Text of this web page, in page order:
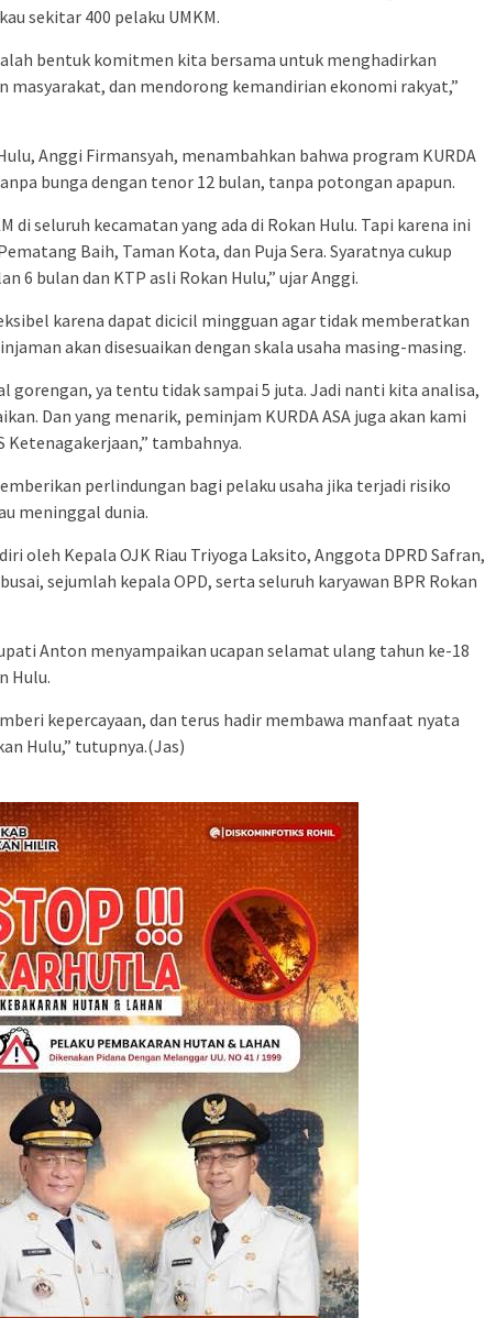
sekitar 400 pelaku UMKM.
bentuk komitmen kita bersama untuk menghadirkan
masyarakat, dan mendorong kemandirian ekonomi rakyat,”
Anggi Firmansyah, menambahkan bahwa program KURDA
bunga dengan tenor 12 bulan, tanpa potongan apapun.
di seluruh kecamatan yang ada di Rokan Hulu. Tapi karena ini
Baih, Taman Kota, dan Puja Sera. Syaratnya cukup
6 bulan dan KTP asli Rokan Hulu,” ujar Anggi.
karena dapat dicicil mingguan agar tidak memberatkan
akan disesuaikan dengan skala usaha masing-masing.
gorengan, ya tentu tidak sampai 5 juta. Jadi nanti kita analisa,
Dan yang menarik, peminjam KURDA ASA juga akan kami
tambahnya.
perlindungan bagi pelaku usaha jika terjadi risiko
meninggal dunia.
oleh Kepala OJK Riau Triyoga Laksito, Anggota DPRD Safran,
sejumlah kepala OPD, serta seluruh karyawan BPR Rokan
Anton menyampaikan ucapan selamat ulang tahun ke-18
Hulu.
kepercayaan, dan terus hadir membawa manfaat nyata
Hulu,” tutupnya.(Jas)